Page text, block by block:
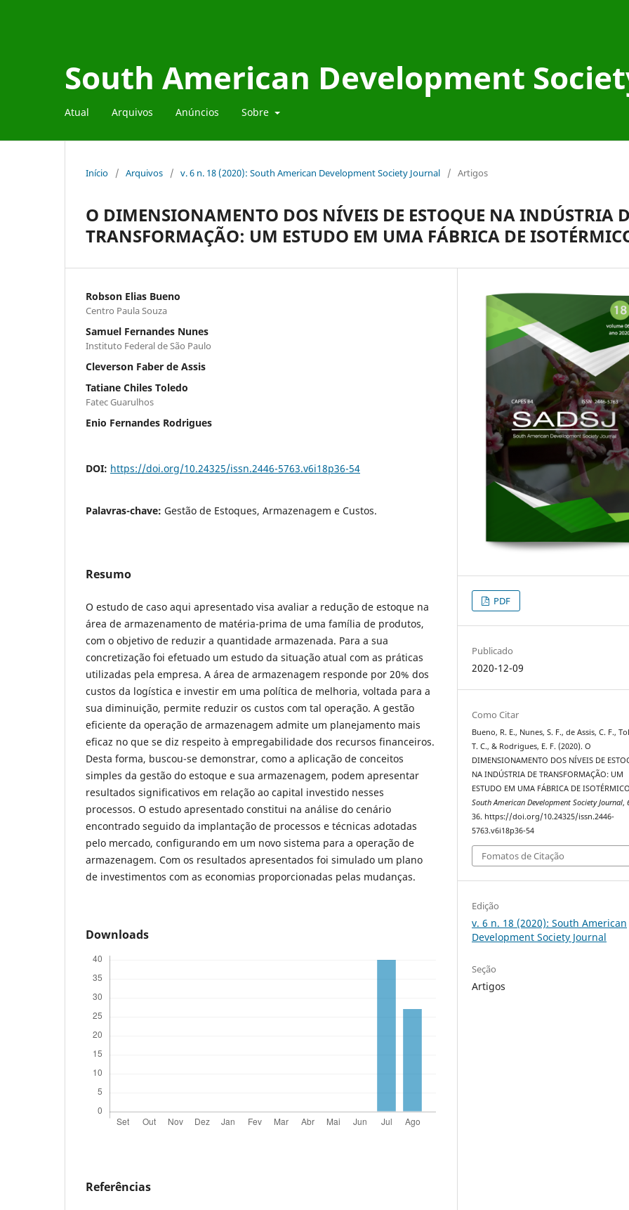
South American Development
Atual Arquivos Anúncios Sobre
Início / Arquivos / v. 6 n. 18 (2020): South American Development Society Journal / Artigos
O DIMENSIONAMENTO DOS NÍVEIS DE ESTOQUE NA INDÚSTRIA
TRANSFORMAÇÃO: UM ESTUDO EM UMA FÁBRICA DE
Robson Elias Bueno
Centro Paula Souza
Samuel Fernandes Nunes
Instituto Federal de São Paulo
Cleverson Faber de Assis
Tatiane Chiles Toledo
Fatec Guarulhos
Enio Fernandes Rodrigues
DOI: https://doi.org/10.24325/issn.2446-5763.v6i18p36-54
Palavras-chave: Gestão de Estoques, Armazenagem e Custos.
Resumo
O estudo de caso aqui apresentado visa avaliar a redução de estoque na
área de armazenamento de matéria-prima de uma família de produtos,
com o objetivo de reduzir a quantidade armazenada. Para a sua
concretização foi efetuado um estudo da situação atual com as práticas
utilizadas pela empresa. A área de armazenagem responde por 20% dos
custos da logística e investir em uma política de melhoria, voltada para a
sua diminuição, permite reduzir os custos com tal operação. A gestão
eficiente da operação de armazenagem admite um planejamento mais
eficaz no que se diz respeito à empregabilidade dos recursos financeiros.
Desta forma, buscou-se demonstrar, como a aplicação de conceitos
simples da gestão do estoque e sua armazenagem, podem apresentar
resultados significativos em relação ao capital investido nesses
processos. O estudo apresentado constitui na análise do cenário
encontrado seguido da implantação de processos e técnicas adotadas
pelo mercado, configurando em um novo sistema para a operação de
armazenagem. Com os resultados apresentados foi simulado um plano
de investimentos com as economias proporcionadas pelas mudanças.
Downloads
Referências
PDF
Publicado
2020-12-09
Como Citar
Bueno, R. E., Nunes, S. F., de Assis, C. F.,
T. C., & Rodrigues, E. F. (2020). O
DIMENSIONAMENTO DOS NÍVEIS DE
NA INDÚSTRIA DE TRANSFORMAÇÃO: UM
ESTUDO EM UMA FÁBRICA DE
South American Development Society Journal,
36. https://doi.org/10.24325/issn.2446-
5763.v6i18p36-54
Fomatos de Citação
Edição
v. 6 n. 18 (2020): South American
Development Society Journal
Seção
Artigos